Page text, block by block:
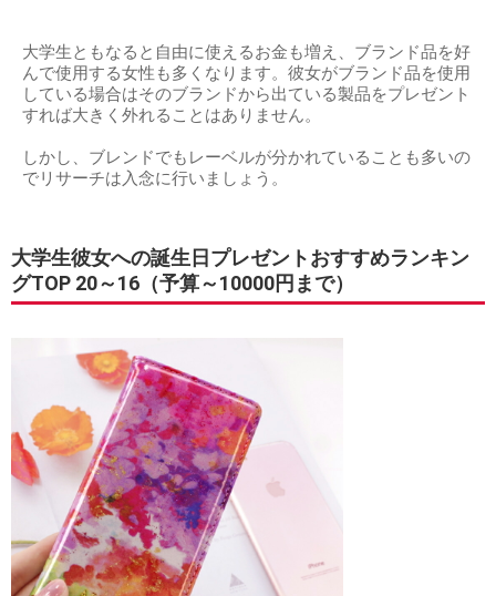
大学生ともなると自由に使えるお金も増え、ブランド品を好
んで使用する女性も多くなります。彼女がブランド品を使用
している場合はそのブランドから出ている製品をプレゼント
すれば大きく外れることはありません。
しかし、ブレンドでもレーベルが分かれていることも多いの
でリサーチは入念に行いましょう。
大学生彼女への誕生日プレゼントおすすめランキン
グTOP 20～16（予算～10000円まで）